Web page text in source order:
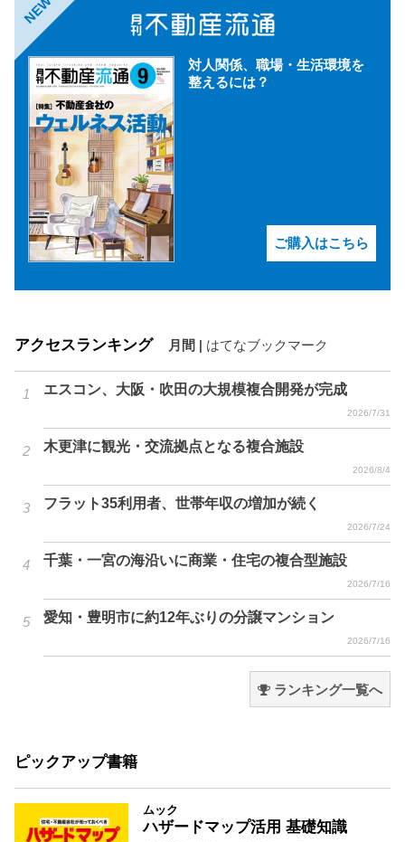
NEW
対人関係、職場・生活環境を
整えるには？
ご購入はこちら
アクセスランキング 月間 はてなブックマーク
エスコン、大阪・吹田の大規模複合開発が完成
2026/7/31
木更津に観光・交流拠点となる複合施設
2026/8/4
フラット35利用者、世帯年収の増加が続く
2026/7/24
千葉・一宮の海沿いに商業・住宅の複合型施設
2026/7/16
愛知・豊明市に約12年ぶりの分譲マンション
2026/7/16
ランキング一覧へ
ピックアップ書籍
ムック
ハザードマップ活用 基礎知識